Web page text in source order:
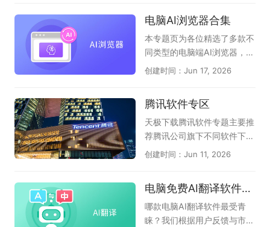
家也能尽情欢唱。
传统手工绘图的束缚，为用户
提供了一个无限广阔的创作天
地，是技术赋予人类的一份珍
广泛应用于建筑、机械、电子
常广泛。对于从事设计工作的
人而言，熟练使用CAD软件至
关重要，可以提高工作效率，
选出的电脑专业CAD软件大
D、BIM模型、天正建筑等各
版本二维和三维CAD图纸，希
望对各位有帮助！
魂，目前一众国产浏览器均有
自己的特点，也符合国人的使
用习惯。在这里，天极下载国
产浏览器大全专题推荐一系列
国产浏览器下载服务，其中收
器，豆包，360安全浏览器，
2345加速浏览器等，总有一
款适合你！
电脑AI浏览器合集
本专题页为各位精选了多款不
同类型的电脑端AI浏览器，它
们分为：第1种：在原生浏览
片识别、智能问答、创作等
（如QQ浏览器、猎豹浏览
器、联想浏览器）；第2种：
以AI驱动的浏览器，直接告诉
答；辅助视频、音频、网页、
文档阅读；和第1种区别差不
多，只是重点突出了AI功能；
创建时间：Jun 17, 2026
腾讯软件专区
天极下载腾讯软件专题主要推
荐腾讯公司旗下不同软件下载
需求，大家可以根据自己需要
家、腾讯视频、腾讯会议、Q
Q音乐、腾讯文档、QQ游戏
大厅、QQ浏览器、QQ输入
创建时间：Jun 11, 2026
电脑免费AI翻译软件盘点
哪款电脑AI翻译软件最受青
睐？我们根据用户反馈与市场